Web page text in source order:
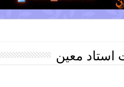
استاد معین